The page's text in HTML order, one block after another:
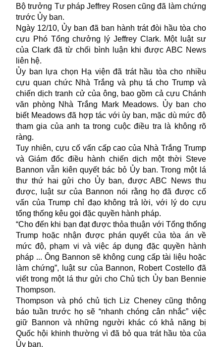
Bộ trưởng Tư pháp Jeffrey Rosen cũng đã làm chứng
trước Ủy ban.
Ngày 12/10, Ủy ban đã ban hành trát đòi hầu tòa cho
cựu Phó Tổng chưởng lý Jeffrey Clark. Một luật sư
của Clark đã từ chối bình luận khi được ABC News
liên hệ.
Ủy ban lựa chọn Hạ viện đã trát hầu tòa cho nhiều
cựu quan chức Nhà Trắng và phụ tá cho Trump và
chiến dịch tranh cử của ông, bao gồm cả cựu Chánh
văn phòng Nhà Trắng Mark Meadows. Ủy ban cho
biết Meadows đã hợp tác với ủy ban, mặc dù mức độ
tham gia của anh ta trong cuộc điều tra là không rõ
ràng.
Tuy nhiên, cựu cố vấn cấp cao của Nhà Trắng Trump
và Giám đốc điều hành chiến dịch một thời Steve
Bannon vẫn kiên quyết bác bỏ Ủy ban. Trong một lá
thư thứ hai gửi cho Ủy ban, được ABC News thu
được, luật sư của Bannon nói rằng họ đã được cố
vấn của Trump chỉ đạo không trả lời, với lý do cựu
tổng thống kêu gọi đặc quyền hành pháp.
“Cho đến khi bạn đạt được thỏa thuận với Tổng thống
Trump hoặc nhận được phán quyết của tòa án về
mức độ, phạm vi và việc áp dụng đặc quyền hành
pháp ... Ông Bannon sẽ không cung cấp tài liệu hoặc
làm chứng”, luật sư của Bannon, Robert Costello đã
viết trong một lá thư gửi cho Chủ tịch Ủy ban Bennie
Thompson.
Thompson và phó chủ tịch Liz Cheney cũng thông
báo tuần trước họ sẽ “nhanh chóng cân nhắc” việc
giữ Bannon và những người khác có khả năng bị
Quốc hội khinh thường vì đã bỏ qua trát hầu tòa của
Ủy ban.